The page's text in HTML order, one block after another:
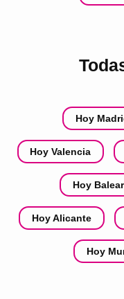
Hoy
Hoy Valencia
Hoy
Hoy Alicante
Hoy